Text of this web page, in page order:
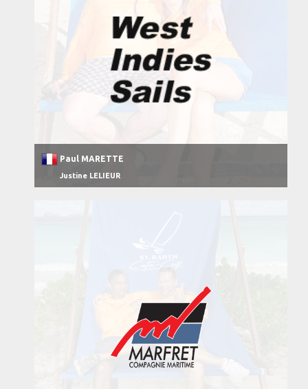
Paul MARETTE
Justine LELIEUR